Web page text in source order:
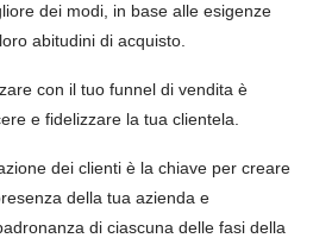
dei modi, in base alle esigenze
abitudini di acquisto.
con il tuo funnel di vendita è
e fidelizzare la tua clientela.
dei clienti è la chiave per creare
della tua azienda e
di ciascuna delle fasi della